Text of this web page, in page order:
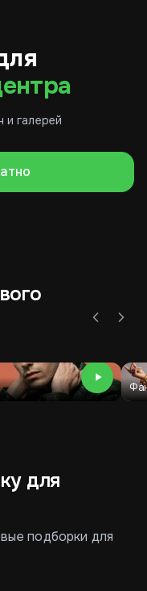
и галерей
для
подборки для